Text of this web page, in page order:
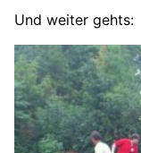
Und weiter gehts: